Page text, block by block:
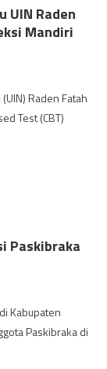
UIN Raden
Mandiri
Raden Fatah
Test (CBT)
Paskibraka
Kabupaten
Paskibraka di